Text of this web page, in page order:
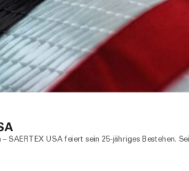
SAERTEX USA feiert sein 25-jähriges Bestehen.